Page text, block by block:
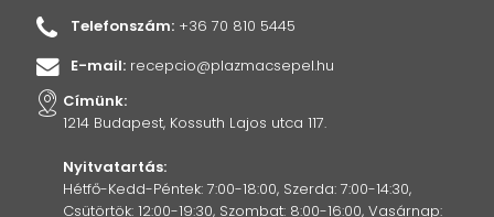
Telefonszám: +36 70 810 5445
E-mail: recepcio@plazmacsepel.hu
Címünk:
1214 Budapest, Kossuth Lajos utca 117.
Nyitvatartás:
Hétfő-Kedd-Péntek: 7:00-18:00, Szerda: 7:00-14:30,
Csütörtök: 12:00-19:30, Szombat: 8:00-16:00, Vasárnap: